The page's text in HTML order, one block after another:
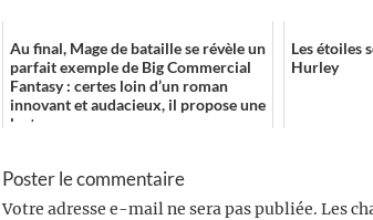
Au final, Mage de bataille se révèle un
parfait exemple de Big Commercial
Fantasy : certes loin d’un roman
innovant et audacieux, il propose une
lectu...
Les étoiles
Hurley
Poster le commentaire
Votre adresse e-mail ne sera pas publiée. Les